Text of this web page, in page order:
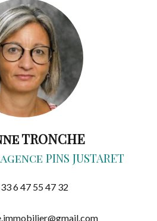
TRONCHE
PINS JUSTARET
6 47 55 47 32